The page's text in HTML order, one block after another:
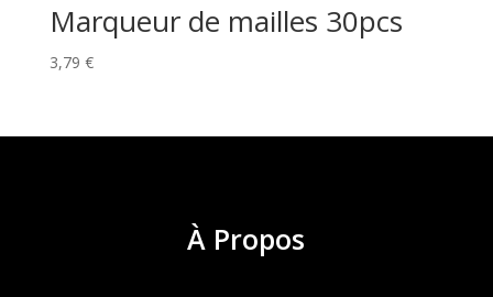
Marqueur de mailles 30pcs
3,79 €
À Propos